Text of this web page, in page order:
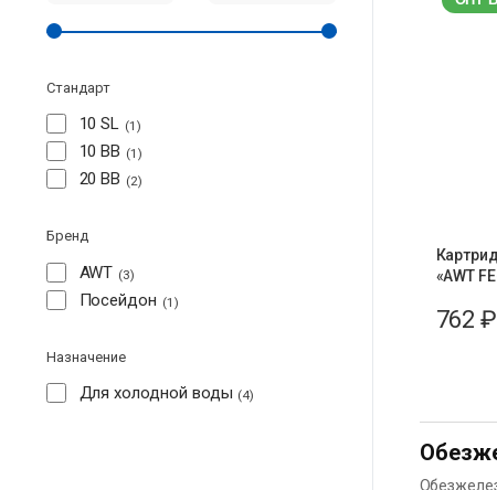
«AWT
762₽
Стандарт
10 SL 1
10 BB 1
20 BB 2
Бренд
AWT 3
Посейдон 1
Назначение
Для холодной воды 4